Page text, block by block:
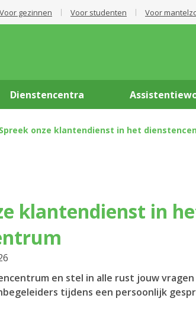
Voor gezinnen Voor studenten Voor
Dienstencentra
Spreek onze klantendienst in het
en stel in alle rust jouw vragen
tijdens een persoonlijk